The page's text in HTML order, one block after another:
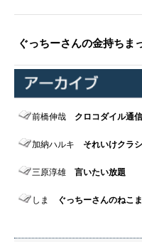
ぐっちーさんの金持ちま
前橋伸哉 クロコダイル通信
加納ハルキ それいけクラシ
三原淳雄 言いたい放題
しま ぐっちーさんのねこま